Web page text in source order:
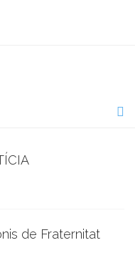
de Fraternitat